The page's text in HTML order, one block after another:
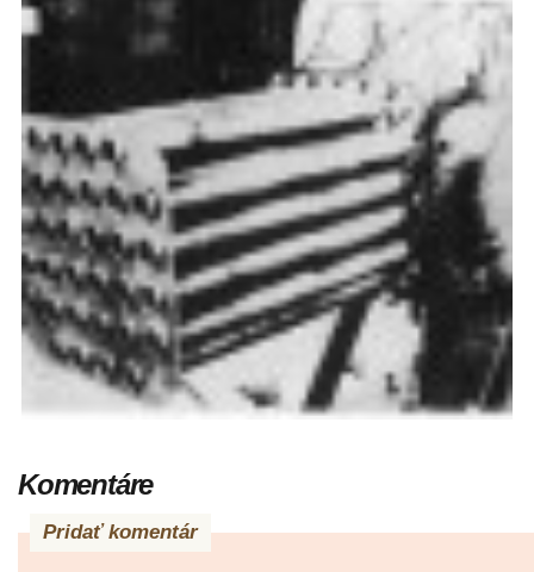
Komentáre
Pridať komentár